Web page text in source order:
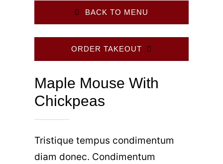
BACK TO MENU
ORDER TAKEOUT
Maple Mouse With
Chickpeas
Tristique tempus condimentum
diam donec. Condimentum